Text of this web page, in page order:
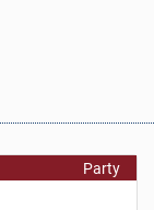
Party